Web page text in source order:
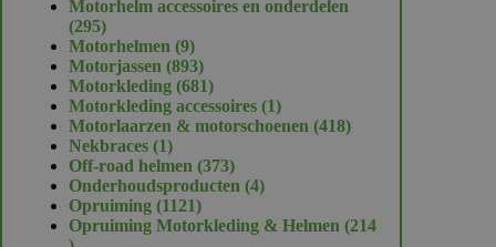
producten
Motorhelm accessoires en onderdelen
295295
producten
Motorhelmen 99
producten
Motorjassen 893893
producten
Motorkleding 681681
producten
Motorkleding accessoires 11
product
Motorlaarzen & motorschoenen 418418
Nekbraces 11
product
Off-road helmen 373373
producten
Onderhoudsproducten 44
Opruiming 11211121
producten
Opruiming Motorkleding & Helmen
214